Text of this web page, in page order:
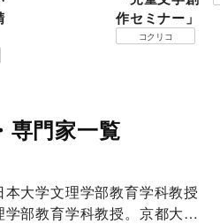
作セミナー」
コクリコ
専門家一覧
本大学文理学部教育学科教授
学部教育学科教授。京都大学